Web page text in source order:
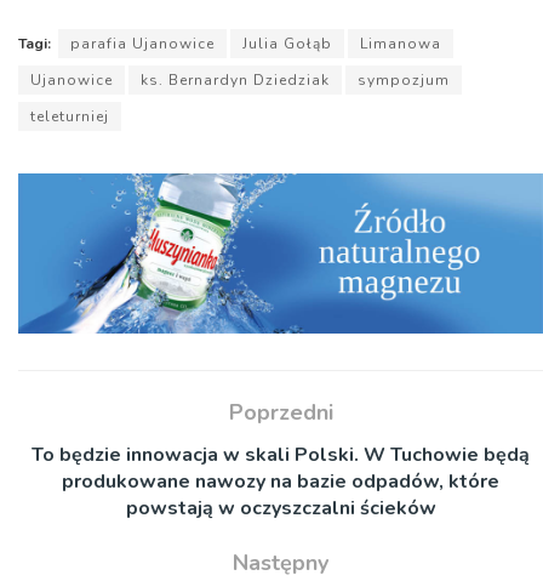
Tagi: parafia Ujanowice Julia Gołąb
Limanowa
Ujanowice
ks. Bernardyn Dziedziak
sympozjum
teleturniej
Poprzedni
To będzie innowacja w skali Polski. W Tuchowie będą
produkowane nawozy na bazie odpadów, które
powstają w oczyszczalni ścieków
Następny